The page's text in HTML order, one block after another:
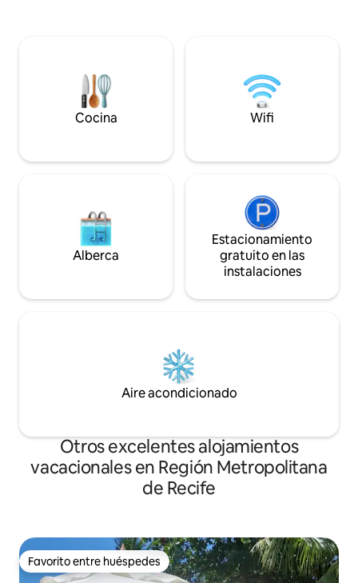
Aeropuerto Internacional de Natal (NUI)
(aproximadamente 19 minutos).
Max, Apple TV,
Cocina Wifi
Alberca
Estacionamiento
gratuito en las
instalaciones
Aire acondicionado
Otros excelentes alojamientos
vacacionales en Región Metropolitana
de Recife
Favorito entre huéspedes
Favorito entre huéspedes